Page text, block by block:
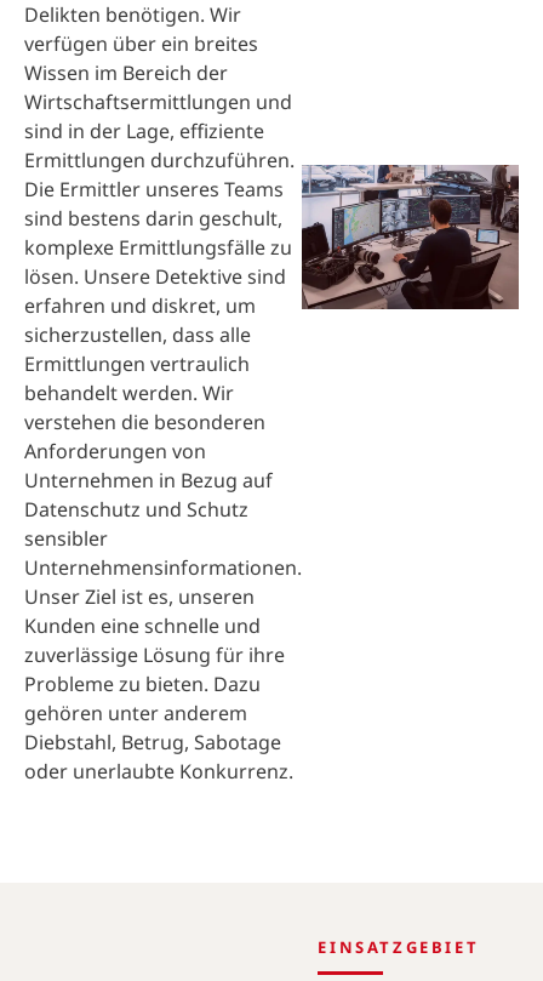
Delikten benötigen. Wir
verfügen über ein breites
Wissen im Bereich der
Wirtschaftsermittlungen und
sind in der Lage, effiziente
Ermittlungen durchzuführen.
Die Ermittler unseres Teams
sind bestens darin geschult,
komplexe Ermittlungsfälle zu
lösen. Unsere Detektive sind
erfahren und diskret, um
sicherzustellen, dass alle
Ermittlungen vertraulich
behandelt werden. Wir
verstehen die besonderen
Anforderungen von
Unternehmen in Bezug auf
Datenschutz und Schutz
sensibler
Unternehmensinformationen.
Unser Ziel ist es, unseren
Kunden eine schnelle und
zuverlässige Lösung für ihre
Probleme zu bieten. Dazu
gehören unter anderem
Diebstahl, Betrug, Sabotage
oder unerlaubte Konkurrenz.
EINSATZGEBIET